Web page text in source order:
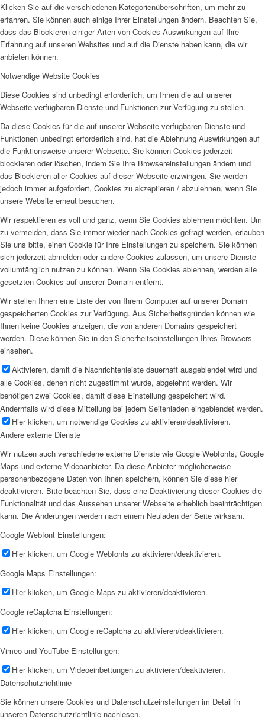
Klicken Sie auf die verschiedenen Kategorienüberschriften, um mehr zu
erfahren. Sie können auch einige Ihrer Einstellungen ändern. Beachten Sie,
dass das Blockieren einiger Arten von Cookies Auswirkungen auf Ihre
Erfahrung auf unseren Websites und auf die Dienste haben kann, die wir
anbieten können.
Notwendige Website Cookies
Diese Cookies sind unbedingt erforderlich, um Ihnen die auf unserer
Webseite verfügbaren Dienste und Funktionen zur Verfügung zu stellen.
Da diese Cookies für die auf unserer Webseite verfügbaren Dienste und
Funktionen unbedingt erforderlich sind, hat die Ablehnung Auswirkungen auf
die Funktionsweise unserer Webseite. Sie können Cookies jederzeit
blockieren oder löschen, indem Sie Ihre Browsereinstellungen ändern und
das Blockieren aller Cookies auf dieser Webseite erzwingen. Sie werden
jedoch immer aufgefordert, Cookies zu akzeptieren / abzulehnen, wenn Sie
unsere Website erneut besuchen.
Wir respektieren es voll und ganz, wenn Sie Cookies ablehnen möchten. Um
zu vermeiden, dass Sie immer wieder nach Cookies gefragt werden, erlauben
Sie uns bitte, einen Cookie für Ihre Einstellungen zu speichern. Sie können
sich jederzeit abmelden oder andere Cookies zulassen, um unsere Dienste
vollumfänglich nutzen zu können. Wenn Sie Cookies ablehnen, werden alle
gesetzten Cookies auf unserer Domain entfernt.
Wir stellen Ihnen eine Liste der von Ihrem Computer auf unserer Domain
gespeicherten Cookies zur Verfügung. Aus Sicherheitsgründen können wie
Ihnen keine Cookies anzeigen, die von anderen Domains gespeichert
werden. Diese können Sie in den Sicherheitseinstellungen Ihres Browsers
einsehen.
Aktivieren, damit die Nachrichtenleiste dauerhaft ausgeblendet wird und
alle Cookies, denen nicht zugestimmt wurde, abgelehnt werden. Wir
benötigen zwei Cookies, damit diese Einstellung gespeichert wird.
Andernfalls wird diese Mitteilung bei jedem Seitenladen eingeblendet werden.
Hier klicken, um notwendige Cookies zu aktivieren/deaktivieren.
Andere externe Dienste
Wir nutzen auch verschiedene externe Dienste wie Google Webfonts, Google
Maps und externe Videoanbieter. Da diese Anbieter möglicherweise
personenbezogene Daten von Ihnen speichern, können Sie diese hier
deaktivieren. Bitte beachten Sie, dass eine Deaktivierung dieser Cookies die
Funktionalität und das Aussehen unserer Webseite erheblich beeinträchtigen
kann. Die Änderungen werden nach einem Neuladen der Seite wirksam.
Google Webfont Einstellungen:
Hier klicken, um Google Webfonts zu aktivieren/deaktivieren.
Google Maps Einstellungen:
Hier klicken, um Google Maps zu aktivieren/deaktivieren.
Google reCaptcha Einstellungen:
Hier klicken, um Google reCaptcha zu aktivieren/deaktivieren.
Vimeo und YouTube Einstellungen:
Hier klicken, um Videoeinbettungen zu aktivieren/deaktivieren.
Datenschutzrichtlinie
Sie können unsere Cookies und Datenschutzeinstellungen im Detail in
unseren Datenschutzrichtlinie nachlesen.